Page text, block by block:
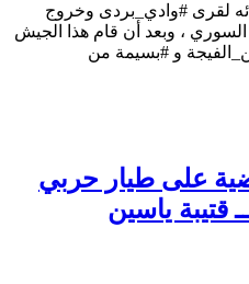
لقرى #وادي_بردى وخروج
السوري ، وبعد أن قام هذا الجيش
و #بسيمة من
على طيار حربي
قتيبة ياسين